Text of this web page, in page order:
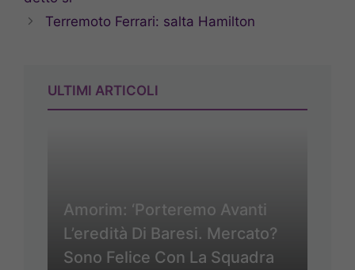
Terremoto Ferrari: salta Hamilton
ULTIMI ARTICOLI
Amorim: ‘Porteremo Avanti
L’eredità Di Baresi. Mercato?
Sono Felice Con La Squadra